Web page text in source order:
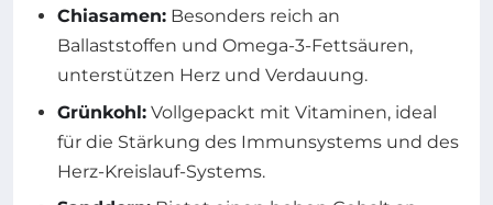
Chiasamen: Besonders reich an
Ballaststoffen und Omega-3-Fettsäuren,
unterstützen Herz und Verdauung.
Grünkohl: Vollgepackt mit Vitaminen, ideal
für die Stärkung des Immunsystems und des
Herz-Kreislauf-Systems.